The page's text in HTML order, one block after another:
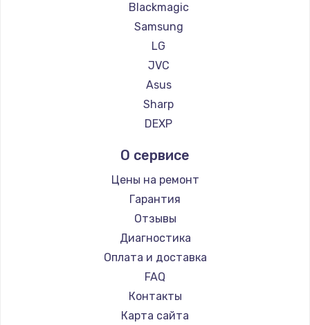
900 руб.
Заказать
Замена сенсорного датчика
1300 руб.
Заказать
Замена сигнальной лампы
1200 руб.
Заказать
Замена системной платы
1500 руб.
Замена температурного датчика
2500 руб.
Blackmagic
Samsung
LG
JVC
Asus
Sharp
DEXP
О сервисе
Цены на ремонт
Гарантия
Отзывы
Диагностика
Оплата и доставка
FAQ
Контакты
Карта сайта